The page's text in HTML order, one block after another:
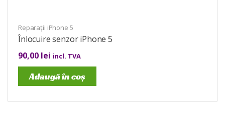
Reparații iPhone 5
Înlocuire senzor iPhone 5
90,00 lei incl. TVA
Adaugă în coș